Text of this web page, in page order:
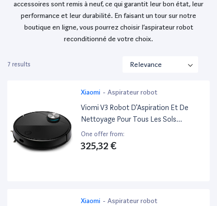
accessoires sont remis à neuf, ce qui garantit leur bon état, leur
performance et leur durabilité. En faisant un tour sur notre
boutique en ligne, vous pourrez choisir l’aspirateur robot
reconditionné de votre choix.
7 results
Xiaomi - Aspirateur robot
Viomi V3 Robot D'Aspiration Et De
Nettoyage Pour Tous Les Sols
(2600Pa, 150Min D'Autonomie, 300Ml
Réservoir À Poussière/200Ml Réservoir
One offer from:
325,32 €
Xiaomi - Aspirateur robot